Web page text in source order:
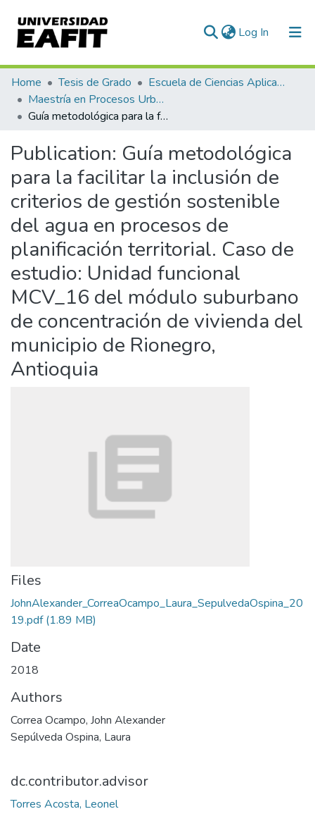
Log In (current)
Statistics
Home Tesis de Grado
Escuela de Ciencias Aplicadas e Ingeniería
Maestría en Procesos Urbanos y Ambientales (tesis)
Guía metodológica para la facilitar la inclusión de criterios de gestión sostenible del agua en procesos de planificación territorial. Caso de estudio: Unidad funcional MCV_16 del módulo suburbano de concentración de vivienda del municipio de Rionegro, Antioquia
Publication: Guía metodológica
para la facilitar la inclusión de
criterios de gestión sostenible
del agua en procesos de
planificación territorial. Caso de
estudio: Unidad funcional
MCV_16 del módulo suburbano
de concentración de vivienda del
municipio de Rionegro,
Antioquia
Files
JohnAlexander_CorreaOcampo_Laura_SepulvedaOspina_20
19.pdf(1.89 MB)
Date
2018
Authors
Correa Ocampo, John Alexander
Sepúlveda Ospina, Laura
dc.contributor.advisor
Torres Acosta, Leonel